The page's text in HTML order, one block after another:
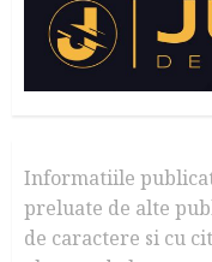
Informatiile
preluate de alte
de caractere si cu